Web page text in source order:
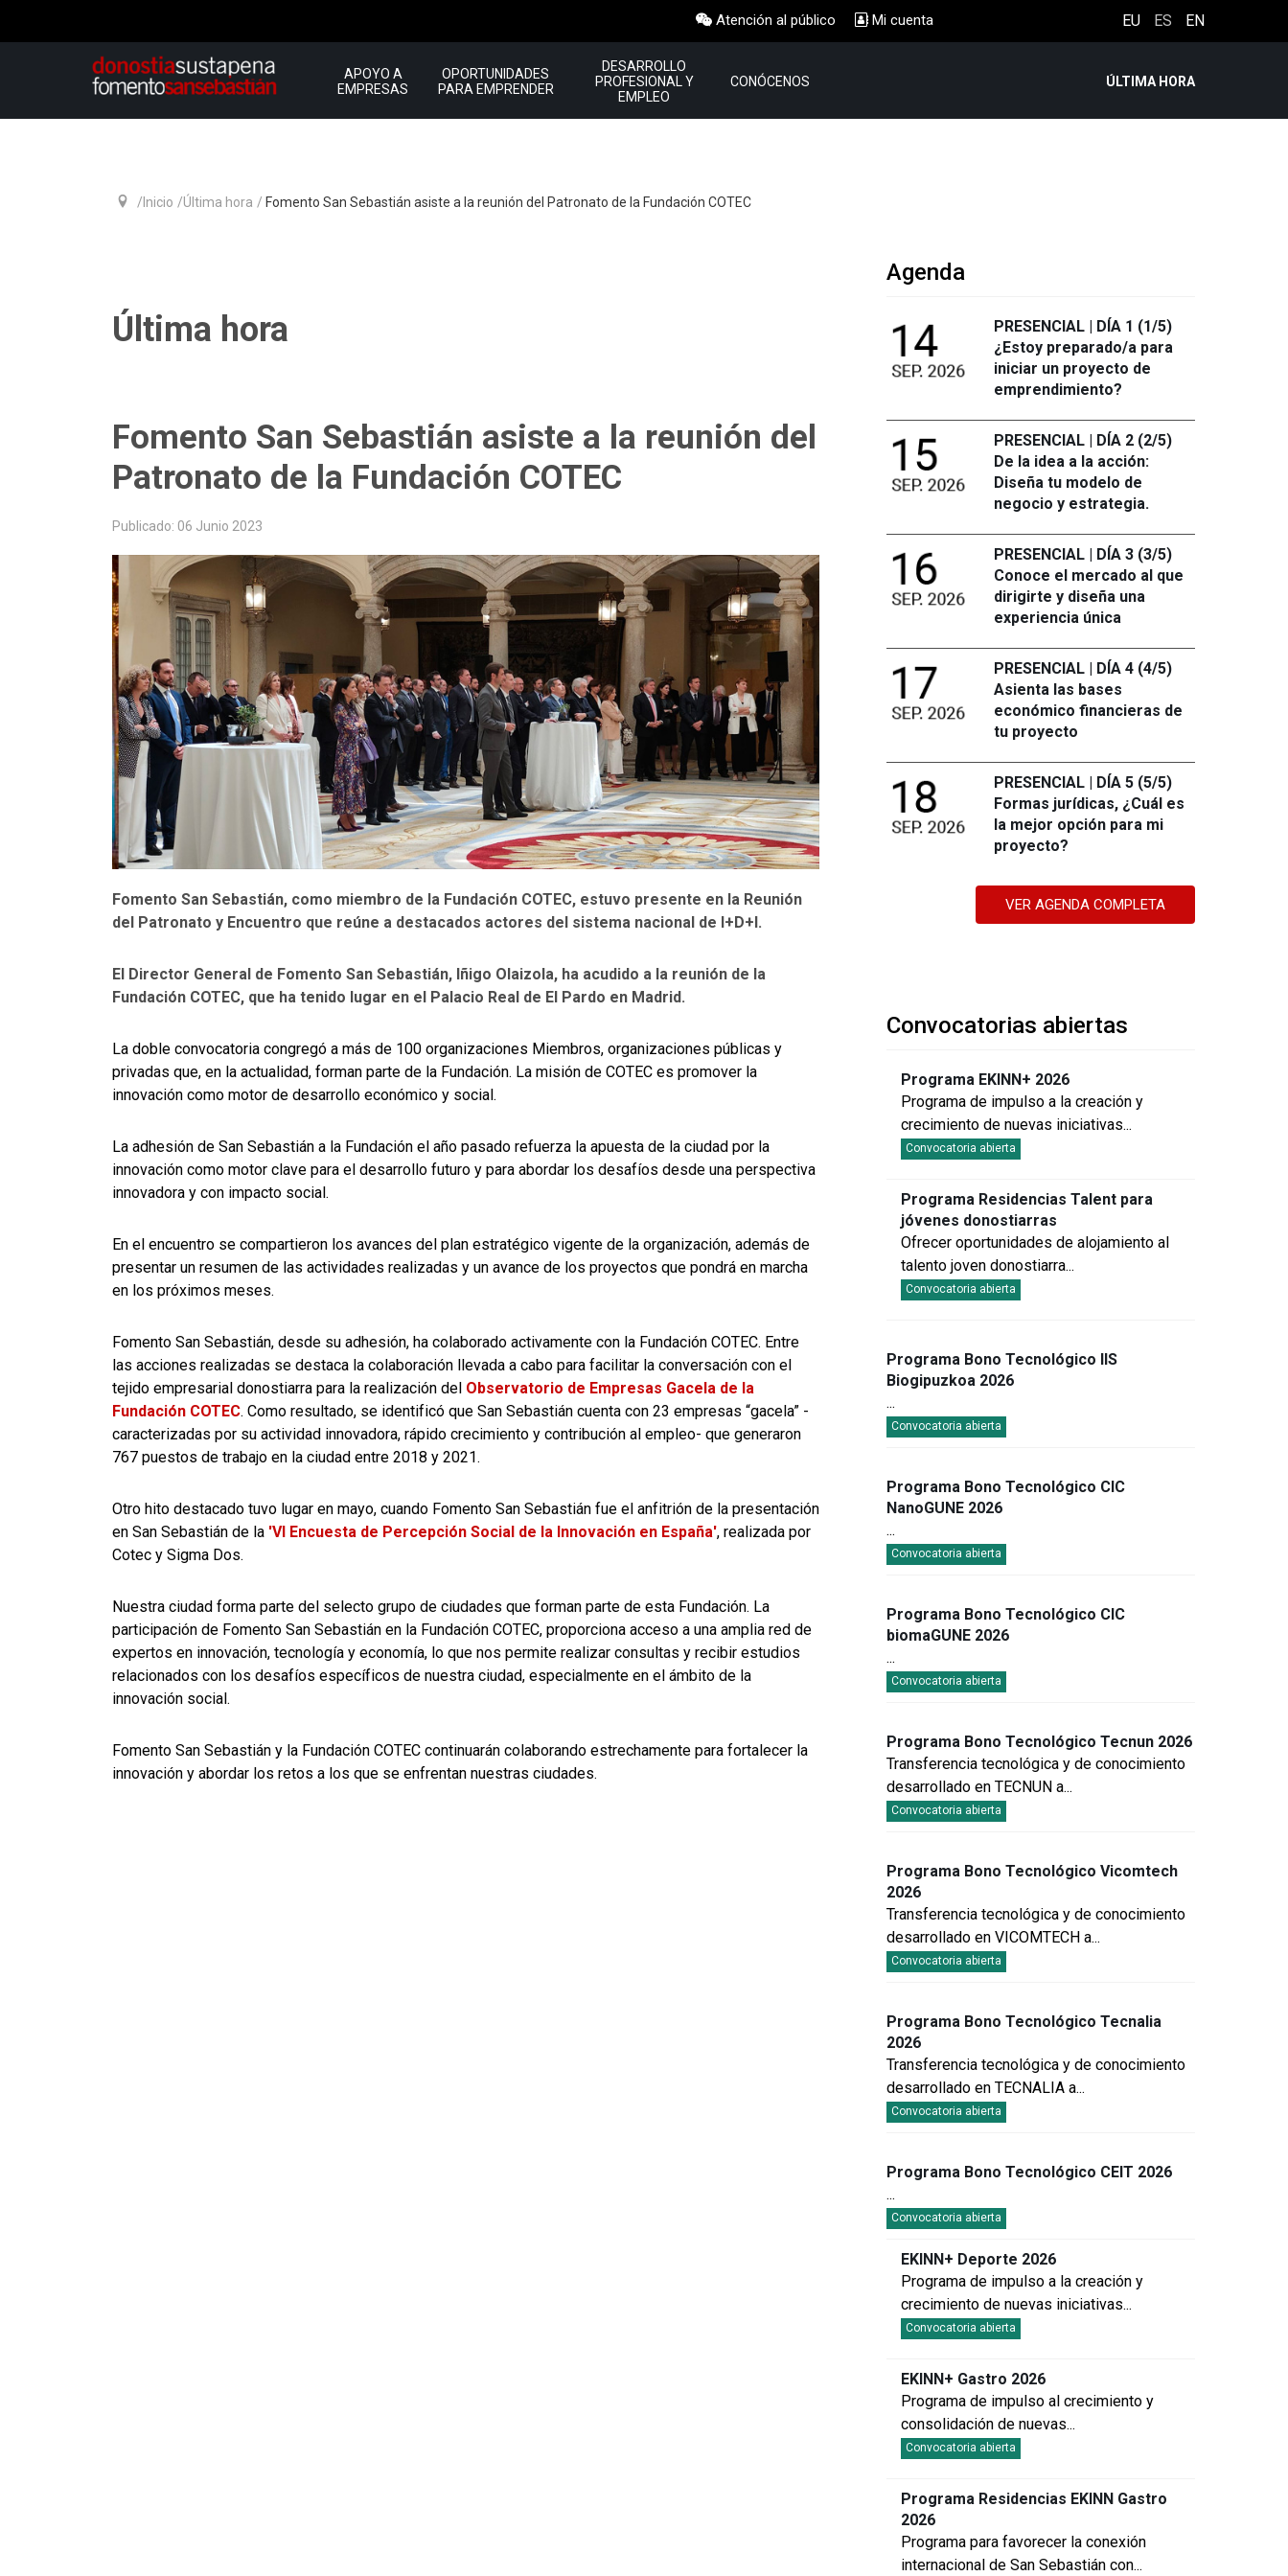
Atención al público Mi cuenta EU ES EN
APOYO A
EMPRESAS
OPORTUNIDADES
PARA EMPRENDER
DESARROLLO
PROFESIONAL Y
EMPLEO
CONÓCENOS ÚLTIMA HORA
Inicio Última hora Fomento San Sebastián asiste a la reunión del Patronato de la Fundación COTEC
Última hora
Fomento San Sebastián asiste a la reunión del
Patronato de la Fundación COTEC
Publicado: 06 Junio 2023
Fomento San Sebastián, como miembro de la Fundación COTEC, estuvo presente en la Reunión
del Patronato y Encuentro que reúne a destacados actores del sistema nacional de I+D+I.
El Director General de Fomento San Sebastián, Iñigo Olaizola, ha acudido a la reunión de la
Fundación COTEC, que ha tenido lugar en el Palacio Real de El Pardo en Madrid.
La doble convocatoria congregó a más de 100 organizaciones Miembros, organizaciones públicas y
privadas que, en la actualidad, forman parte de la Fundación. La misión de COTEC es promover la
innovación como motor de desarrollo económico y social.
La adhesión de San Sebastián a la Fundación el año pasado refuerza la apuesta de la ciudad por la
innovación como motor clave para el desarrollo futuro y para abordar los desafíos desde una perspectiva
innovadora y con impacto social.
En el encuentro se compartieron los avances del plan estratégico vigente de la organización, además de
presentar un resumen de las actividades realizadas y un avance de los proyectos que pondrá en marcha
en los próximos meses.
Fomento San Sebastián, desde su adhesión, ha colaborado activamente con la Fundación COTEC. Entre
las acciones realizadas se destaca la colaboración llevada a cabo para facilitar la conversación con el
tejido empresarial donostiarra para la realización del Observatorio de Empresas Gacela de la
Fundación COTEC. Como resultado, se identificó que San Sebastián cuenta con 23 empresas “gacela” -
caracterizadas por su actividad innovadora, rápido crecimiento y contribución al empleo- que generaron
767 puestos de trabajo en la ciudad entre 2018 y 2021.
Otro hito destacado tuvo lugar en mayo, cuando Fomento San Sebastián fue el anfitrión de la presentación
en San Sebastián de la 'VI Encuesta de Percepción Social de la Innovación en España', realizada por
Cotec y Sigma Dos.
Nuestra ciudad forma parte del selecto grupo de ciudades que forman parte de esta Fundación. La
participación de Fomento San Sebastián en la Fundación COTEC, proporciona acceso a una amplia red de
expertos en innovación, tecnología y economía, lo que nos permite realizar consultas y recibir estudios
relacionados con los desafíos específicos de nuestra ciudad, especialmente en el ámbito de la
innovación social.
Fomento San Sebastián y la Fundación COTEC continuarán colaborando estrechamente para fortalecer la
innovación y abordar los retos a los que se enfrentan nuestras ciudades.
Agenda
PRESENCIAL | DÍA 1 (1/5)
¿Estoy preparado/a para
iniciar un proyecto de
emprendimiento?
PRESENCIAL | DÍA 2 (2/5)
De la idea a la acción:
Diseña tu modelo de
negocio y estrategia.
PRESENCIAL | DÍA 3 (3/5)
Conoce el mercado al que
dirigirte y diseña una
experiencia única
PRESENCIAL | DÍA 4 (4/5)
Asienta las bases
económico financieras de
tu proyecto
PRESENCIAL | DÍA 5 (5/5)
Formas jurídicas, ¿Cuál es
la mejor opción para mi
proyecto?
VER AGENDA COMPLETA
Convocatorias abiertas
Programa EKINN+ 2026
Convocatoria abierta
Programa de impulso a la creación y
crecimiento de nuevas iniciativas
...
Programa Residencias Talent para
jóvenes donostiarras
Convocatoria abierta
Ofrecer oportunidades de alojamiento al
talento joven donostiarra
...
Programa Bono Tecnológico IIS
Biogipuzkoa 2026
Convocatoria abierta
...
Programa Bono Tecnológico CIC
NanoGUNE 2026
Convocatoria abierta
...
Programa Bono Tecnológico CIC
biomaGUNE 2026
Convocatoria abierta
...
Programa Bono Tecnológico Tecnun 2026
Convocatoria abierta
Transferencia tecnológica y de conocimiento
desarrollado en TECNUN a
...
Programa Bono Tecnológico Vicomtech
2026
Convocatoria abierta
Transferencia tecnológica y de conocimiento
desarrollado en VICOMTECH a
...
Programa Bono Tecnológico Tecnalia
2026
Convocatoria abierta
Transferencia tecnológica y de conocimiento
desarrollado en TECNALIA a
...
Programa Bono Tecnológico CEIT 2026
Convocatoria abierta
...
EKINN+ Deporte 2026
Convocatoria abierta
Programa de impulso a la creación y
crecimiento de nuevas iniciativas
...
EKINN+ Gastro 2026
Convocatoria abierta
Programa de impulso al crecimiento y
consolidación de nuevas
...
Programa Residencias EKINN Gastro
2026
Programa para favorecer la conexión
internacional de San Sebastián con